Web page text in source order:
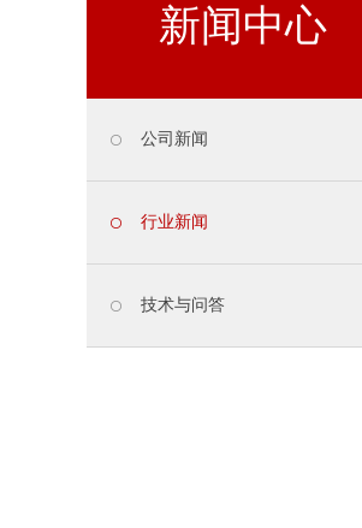
新闻中心
公司新闻
行业新闻
技术与问答